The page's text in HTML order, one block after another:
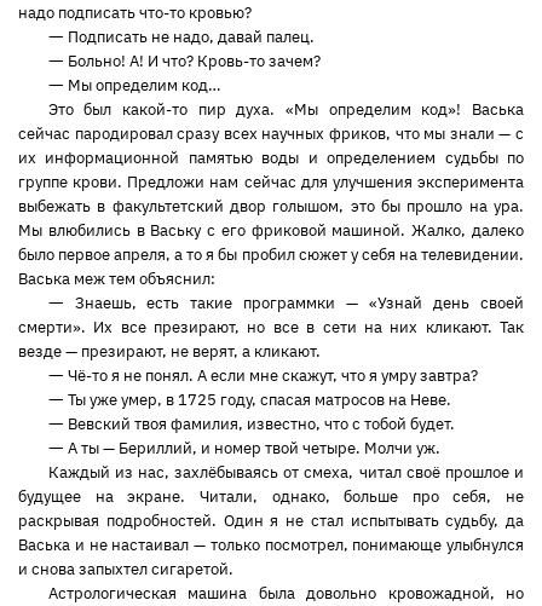
надо подписать что-то кровью?
— Подписать не надо, давай палец.
— Больно! А! И что? Кровь-то зачем?
— Мы определим код…
Это был какой-то пир духа. «Мы определим код»! Васька
сейчас пародировал сразу всех научных фриков, что мы знали — с
их информационной памятью воды и определением судьбы по
группе крови. Предложи нам сейчас для улучшения эксперимента
выбежать в факультетский двор голышом, это бы прошло на ура.
Мы влюбились в Ваську с его фриковой машиной. Жалко, далеко
было первое апреля, а то я бы пробил сюжет у себя на телевидении.
Васька меж тем объяснил:
— Знаешь, есть такие программки — «Узнай день своей
смерти». Их все презирают, но все в сети на них кликают. Так
везде — презирают, не верят, а кликают.
— Чё-то я не понял. А если мне скажут, что я умру завтра?
— Ты уже умер, в 1725 году, спасая матросов на Неве.
— Вевский твоя фамилия, известно, что с тобой будет.
— А ты — Бериллий, и номер твой четыре. Молчи уж.
Каждый из нас, захлёбываясь от смеха, читал своё прошлое и
будущее на экране. Читали, однако, больше про себя, не
раскрывая подробностей. Один я не стал испытывать судьбу, да
Васька и не настаивал — только посмотрел, понимающе улыбнулся
и снова запыхтел сигаретой.
Астрологическая машина была довольно кровожадной, но